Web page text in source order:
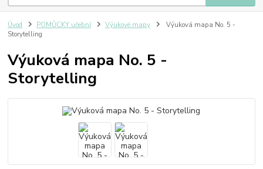
Úvod POMŮCKY učební Výukové mapy
Výuková mapa No. 5 -
Storytelling
Výuková mapa No. 5 -
Storytelling